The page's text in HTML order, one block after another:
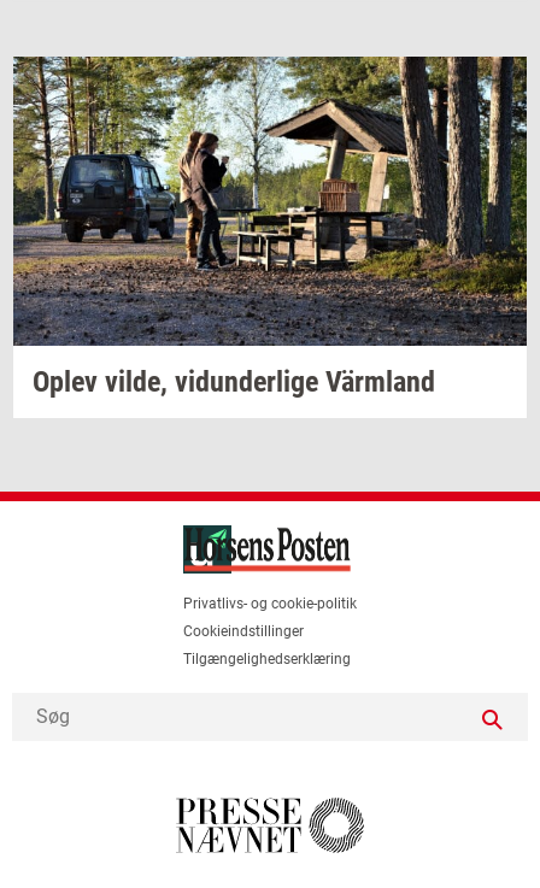
Oplev vilde, vi­dun­der­li­ge Värmland
Privatlivs- og cookie-politik
Cookieindstillinger
Tilgængelighedserklæring